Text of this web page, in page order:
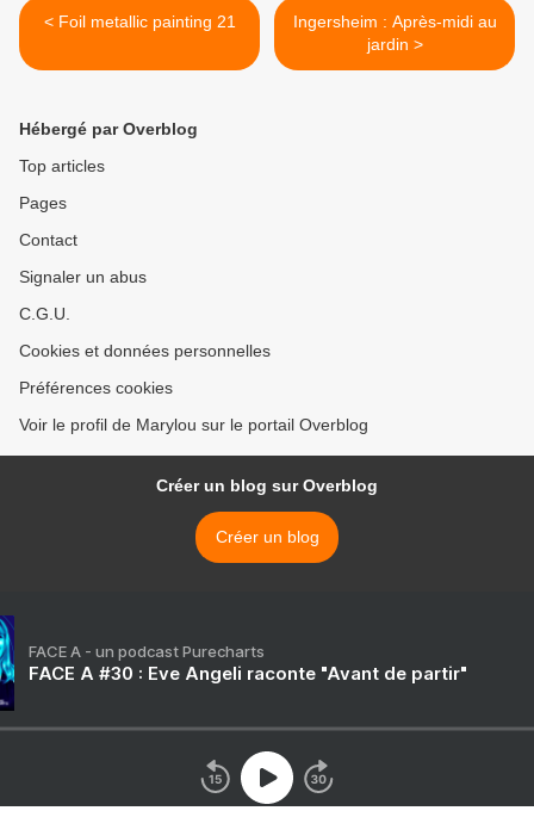
< Foil metallic painting 21
Ingersheim : Après-midi au
jardin >
Hébergé par Overblog
Top articles
Pages
Contact
Signaler un abus
C.G.U.
Cookies et données personnelles
Préférences cookies
Voir le profil de Marylou sur le portail Overblog
Créer un blog sur Overblog
Créer un blog
FACE A - un podcast Purecharts
FACE A #30 : Eve Angeli raconte "Avant de partir"